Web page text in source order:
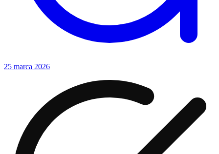
25 marca 2026